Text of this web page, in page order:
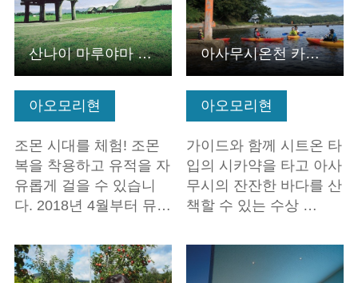
아오모리현
조몬 시대를 체험! 조몬
복을 착용하고 유적을 자
유롭게 걸을 수 있습니
다. 2018년 4월부터 뮤…
산나이 마루야마 유적
아오모리현
가이드와 함께 시트온 타
입의 시카약을 타고 아사
무시의 잔잔한 바다를 산
책할 수 있는 수상 …
아사무시온천 카약 투어
기본정보 보기 기본정보 보기